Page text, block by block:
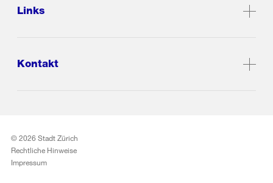
Links
Kontakt
© 2026 Stadt Zürich
Rechtliche Hinweise
Impressum